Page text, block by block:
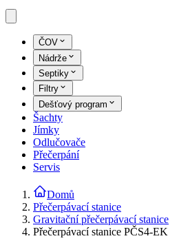
ČOV
Nádrže
Septiky
Filtry
Dešťový program
Šachty
Jímky
Odlučovače
Přečerpání
Servis
Domů
Přečerpávací stanice
Gravitační přečerpávací stanice
Přečerpávací stanice PČS4-EK